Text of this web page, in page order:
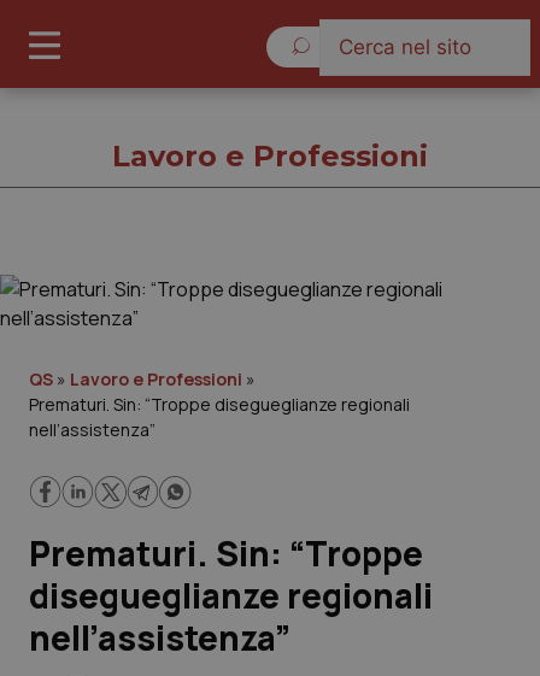
Governo e Parlamento
Regioni e Asl
Lavoro e Professioni
Scienza e Farmaci
Studi e Analisi
Lavoro e Professioni
QS » Lavoro e Professioni »
Prematuri. Sin: “Troppe disegueglianze regionali
nell’assistenza”
Prematuri. Sin: “Troppe
disegueglianze regionali
nell’assistenza”